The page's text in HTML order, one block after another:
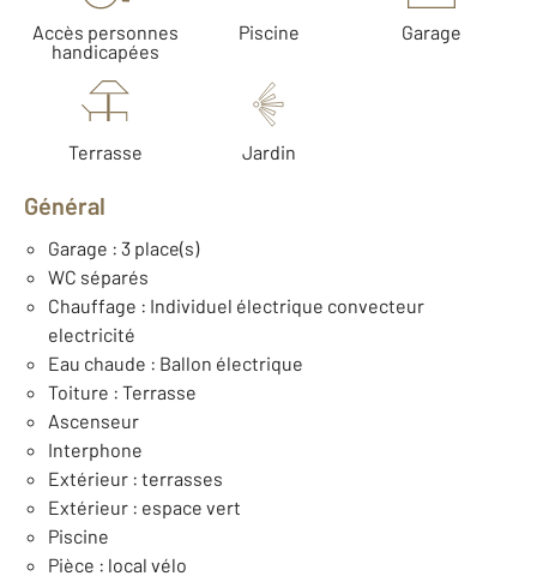
Accès personnes
handicapées
Piscine Garage
Terrasse Jardin
Général
Garage : 3 place(s)
WC séparés
Chauffage : Individuel électrique convecteur
electricité
Eau chaude : Ballon électrique
Toiture : Terrasse
Ascenseur
Interphone
Extérieur : terrasses
Extérieur : espace vert
Piscine
Pièce : local vélo